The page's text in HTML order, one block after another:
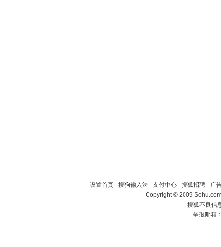
设置首页 - 搜狗输入法 - 支付中心 - 搜狐招聘 - 广
Copyright © 2009
搜狐不良信
举报邮箱